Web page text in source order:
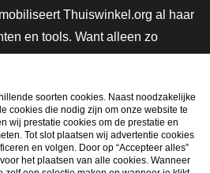
Thuiswinkel.org al haar
en tools. Want alleen zo
groei ook mee en maak
soorten cookies. Naast noodzakelijke
cookies die nodig zijn om onze website te
wij prestatie cookies om de prestatie en
Tot slot plaatsen wij advertentie cookies
en volgen. Door op “Accepteer alles”
het plaatsen van alle cookies. Wanneer